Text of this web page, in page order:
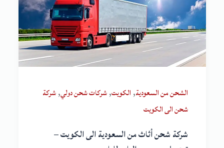
الشحن من السعودية, الكويت,شركات شحن دولي,شركة
شحن الى الكويت
شركة شحن أثاث من السعودية الى الكويت –